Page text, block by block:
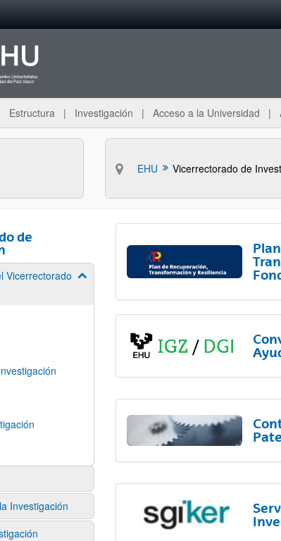
Estructura Investigación Acceso a la Universidad
EHU Vicerrectorado de
de
Vicerrectorado
Mostrar/ocultar subpáginas
Investigación